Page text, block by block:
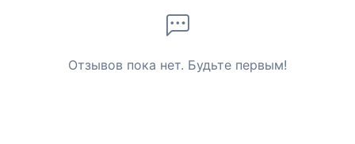
Отзывов пока нет. Будьте первым!